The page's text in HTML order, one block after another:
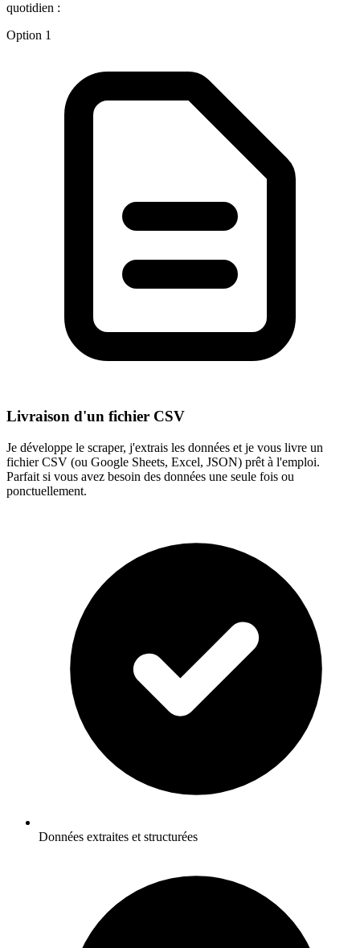
quotidien :
Option 1
Livraison d'un fichier CSV
Je développe le scraper, j'extrais les données et je vous livre un
fichier CSV (ou Google Sheets, Excel, JSON) prêt à l'emploi.
Parfait si vous avez besoin des données une seule fois ou
ponctuellement.
Données extraites et structurées